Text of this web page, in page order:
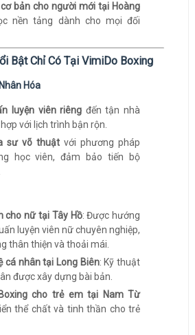
cơ bản cho người mới tại Hoàng
nền tảng dành cho mọi đối
Bật Chỉ Có Tại VimiDo Boxing
Hóa
luyện viên riêng đến tận nhà
với lịch trình bận rộn.
sư võ thuật với phương pháp
học viên, đảm bảo tiến bộ
cho nữ tại Tây Hồ: Được hướng
luyện viên nữ chuyên nghiệp,
thân thiện và thoải mái.
cá nhân tại Long Biên: Kỹ thuật
được xây dựng bài bản.
cho trẻ em tại Nam Từ
thể chất và tinh thần cho trẻ